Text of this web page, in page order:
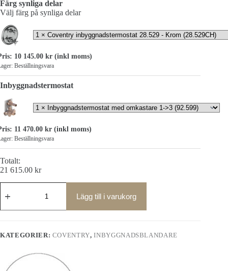
Färg synliga delar
Välj färg på synliga delar
10 145.00 kr (inkl moms)
Beställningsvara
Inbyggnadstermostat
11 470.00 kr (inkl moms)
Beställningsvara
Totalt:
21 615.00 kr
inbyggnadstermostat
mängd
Lägg till i varukorg
KATEGORIER: COVENTRY,INBYGGNADSBLANDARE